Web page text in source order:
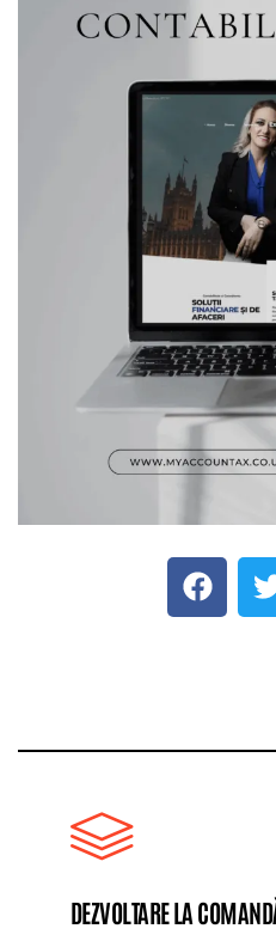
DEZVOLTARE LA